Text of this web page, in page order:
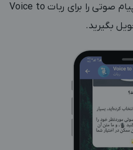
بشنویم. در این زمان کافیست پیام صوتی را برای ربات Voice to